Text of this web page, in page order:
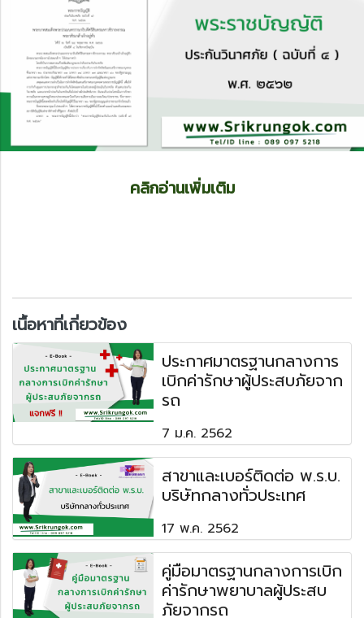
คลิกอ่านเพิ่มเติม
เนื้อหาที่เกี่ยวข้อง
ประกาศมาตรฐานกลางการ
เบิกค่ารักษาผู้ประสบภัยจาก
รถ
7 ม.ค. 2562
สาขาและเบอร์ติดต่อ พ.ร.บ.
บริษัทกลางทั่วประเทศ
17 พ.ค. 2562
คู่มือมาตรฐานกลางการเบิก
ค่ารักษาพยาบาลผู้ประสบ
ภัยจากรถ